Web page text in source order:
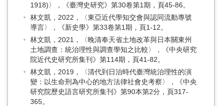
1918)〉，《臺灣史研究》第30卷第1期，頁45-86。
林文凱，2022，〈東亞近代學知交會與認同流動專號
導言〉，《新史學》第33卷第1期，頁1-12。
林文凱，2021，〈晚清奉天省土地改革與日本關東州
土地調查：統治理性與調查學知之比較〉，《中央研究
院近代史研究所集刊》第114期，頁41-82。
林文凱，2019，〈清代到日治時代臺灣統治理性的演
變：以生命刑為中心的地方法律社會史考察〉，《中央
研究院歷史語言研究所集刊》第90本第2分，頁317-
365。